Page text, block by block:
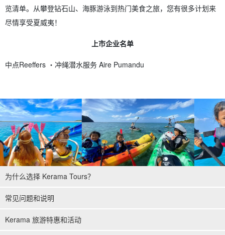
览清单。从攀登钻石山、海豚游泳到热门美食之旅，您有很多计划来
尽情享受夏威夷！
上市企业名单
中点Reeffers ・冲绳潜水服务 Aire Pumandu
为什么选择 Kerama Tours？
常见问题和说明
Kerama 旅游特惠和活动